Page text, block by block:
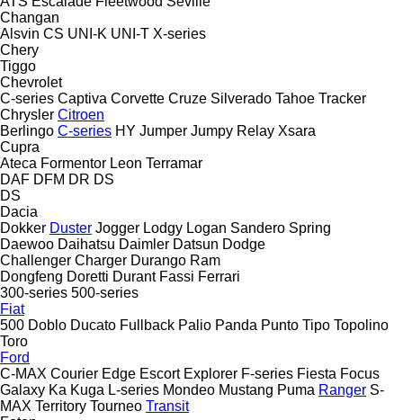
Changan
Alsvin CS UNI-K UNI-T X-series
Chery
Tiggo
Chevrolet
C-series Captiva Corvette Cruze Silverado Tahoe Tracker
Chrysler Citroen
Berlingo C-series HY Jumper Jumpy Relay Xsara
Cupra
Ateca Formentor Leon Terramar
DAF DFM DR DS
DS
Dacia
Dokker Duster Jogger Lodgy Logan Sandero Spring
Daewoo Daihatsu Daimler Datsun Dodge
Challenger Charger Durango Ram
Dongfeng Doretti Durant Fassi Ferrari
300-series 500-series
Fiat
500 Doblo Ducato Fullback Palio Panda Punto Tipo Topolino
Toro
Ford
C-MAX Courier Edge Escort Explorer F-series Fiesta Focus
Galaxy Ka Kuga L-series Mondeo Mustang Puma Ranger S-
MAX Territory Tourneo Transit